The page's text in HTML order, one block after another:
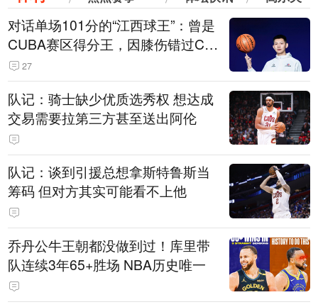
对话单场101分的“江西球王”：曾是
CUBA赛区得分王，因膝伤错过CB
A选秀
27
队记：骑士缺少优质选秀权 想达成
交易需要拉第三方甚至送出阿伦
队记：谈到引援总想拿斯特鲁斯当
筹码 但对方其实可能看不上他
乔丹公牛王朝都没做到过！库里带
队连续3年65+胜场 NBA历史唯一